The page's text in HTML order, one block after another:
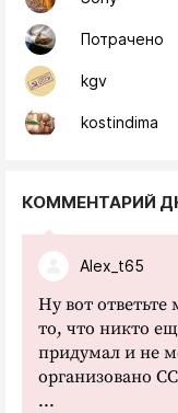
Потрачено
kgv
kostindima
КОММЕНТАРИЙ
Alex_t65
Ну вот ответьте
то, что никто
придумал и не
организовано
...